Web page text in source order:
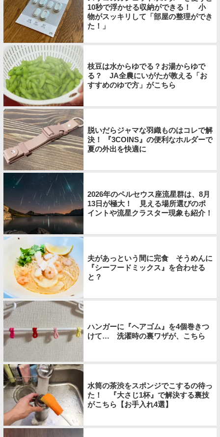
10秒で浮かせる収納ができる！ 小
物がスッキリして「部屋の整理ができ
た！」
枝豆は水からゆでる？お湯からゆで
る？ JA全農にいがたが教える「お
すすめのゆで方」がこちら
脱いだらジャマな羽織ものはコレで解
決！ 『3COINS』の便利なホルダーで
夏の外出を快適に
2026年のペルセウス座流星群は、8月
13日が極大！ 見える場所選びのポ
イントや流星クラスター現象も紹介！
夫があっという間に完食 そうめんに
『シーフードミックス』を合わせる
と？
ハンガーに『ヘアゴム』を4個巻きつ
けて… 洗濯時の裏ワザが、こちら
水筒の茶渋をスポンジでこするの待っ
た！ 『大さじ1杯』で解決する裏技
がこちら【お手入れ4選】